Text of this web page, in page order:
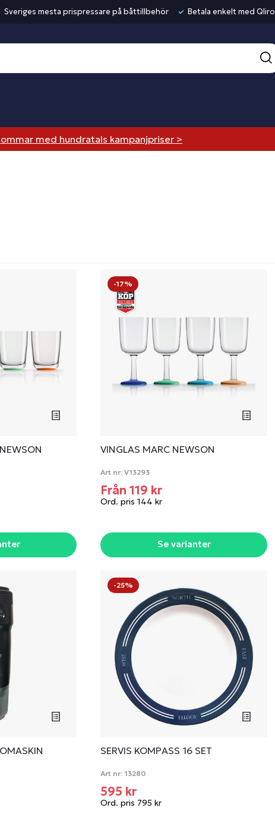
Sveriges mesta prispressare på båttillbehör Betala enkelt med Qliro
med hundratals kampanjpriser >
-17%
VINGLAS MARC NEWSON
Art nr: V13293
Från 119 kr
Ord. pris 144 kr
Se varianter
-25%
SERVIS KOMPASS 16 SET
Art nr: 13280
595 kr
Ord. pris 795 kr